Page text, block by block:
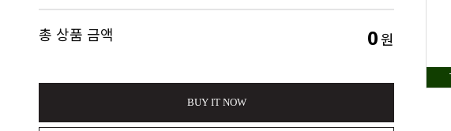
총 상품 금액 0원
BUY IT NOW